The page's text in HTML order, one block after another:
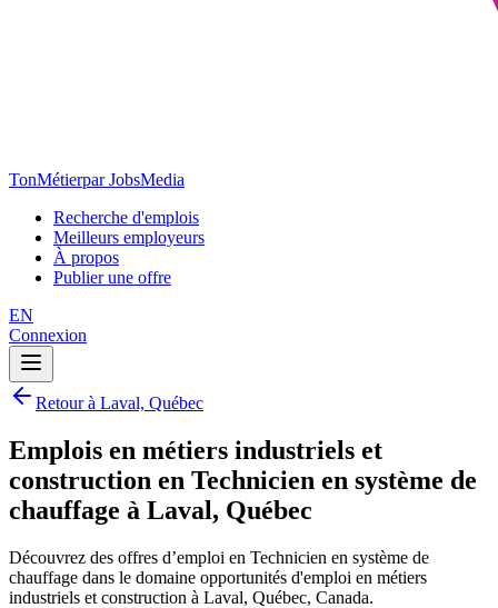
TonMétierpar JobsMedia
Recherche d'emplois
Meilleurs employeurs
À propos
Publier une offre
EN
Connexion
Retour à Laval, Québec
Emplois en métiers industriels et
construction en Technicien en système de
chauffage à Laval, Québec
Découvrez des offres d’emploi en Technicien en système de
chauffage dans le domaine opportunités d'emploi en métiers
industriels et construction à Laval, Québec, Canada.